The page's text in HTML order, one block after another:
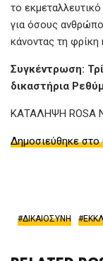
το
για όσους
κάνοντας τη φρίκη
Συγκέντρωση:
δικαστήρια
ΚΑΤΑΛΗΨΗ ROSA
Δημοσιεύθηκε στο
ΔΙΚΑΙΟΣΥΝΗ